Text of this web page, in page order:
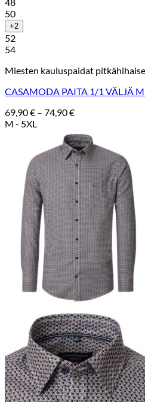
48
50
+2
52
54
Miesten kauluspaidat
CASAMODA PAITA 1/1 VÄLJÄ
69,90€ – 74,90€Hintaluokka:
-
74,90 €
M - 5XL